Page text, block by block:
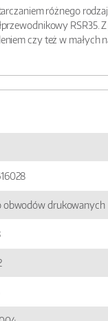
różnego
czy też w małych
obwodów drukowanych